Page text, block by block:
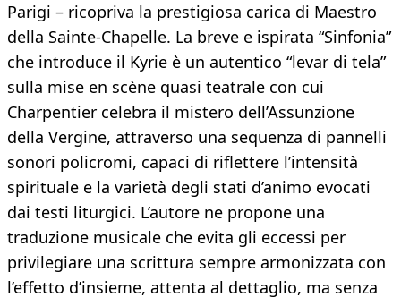
Parigi – ricopriva la prestigiosa carica di Maestro
della Sainte-Chapelle. La breve e ispirata “Sinfonia”
che introduce il Kyrie è un autentico “levar di tela”
sulla mise en scène quasi teatrale con cui
Charpentier celebra il mistero dell’Assunzione
della Vergine, attraverso una sequenza di pannelli
sonori policromi, capaci di riflettere l’intensità
spirituale e la varietà degli stati d’animo evocati
dai testi liturgici. L’autore ne propone una
traduzione musicale che evita gli eccessi per
privilegiare una scrittura sempre armonizzata con
l’effetto d’insieme, attenta al dettaglio, ma senza